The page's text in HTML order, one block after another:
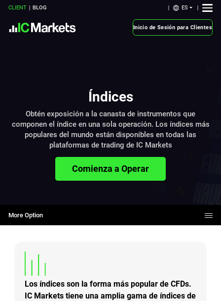
CLIENT BLOG ES
Inicio de Sesión para Clientes
Índices
Obtén exposición a la canasta de instrumentos que
componen el índice en una sola operación. Los índices más
populares del mundo están disponibles en todas las
plataformas de trading de IC Markets
Comienza a Operar
More Option
Los índices son la forma más popular de CFDs.
IC Markets tiene una amplia gama de índices de